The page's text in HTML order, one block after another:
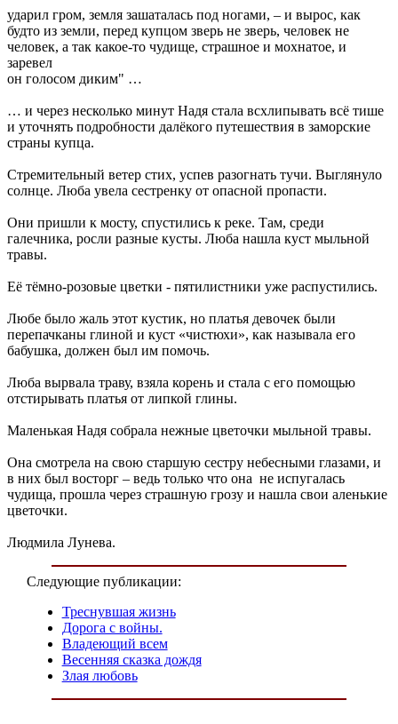
ударил гром, земля зашаталась под ногами, – и вырос, как
будто из земли, перед купцом зверь не зверь, человек не
человек, а так какое-то чудище, страшное и мохнатое, и
заревел
он голосом диким" …
… и через несколько минут Надя стала всхлипывать всё тише
и уточнять подробности далёкого путешествия в заморские
страны купца.
Стремительный ветер стих, успев разогнать тучи. Выглянуло
солнце. Люба увела сестренку от опасной пропасти.
Они пришли к мосту, спустились к реке. Там, среди
галечника, росли разные кусты. Люба нашла куст мыльной
травы.
Её тёмно-розовые цветки - пятилистники уже распустились.
Любе было жаль этот кустик, но платья девочек были
перепачканы глиной и куст «чистюхи», как называла его
бабушка, должен был им помочь.
Люба вырвала траву, взяла корень и стала с его помощью
отстирывать платья от липкой глины.
Маленькая Надя собрала нежные цветочки мыльной травы.
Она смотрела на свою старшую сестру небесными глазами, и
в них был восторг – ведь только что она не испугалась
чудища, прошла через страшную грозу и нашла свои аленькие
цветочки.
Людмила Лунева.
Следующие публикации:
Треснувшая жизнь
Дорога с войны.
Владеющий всем
Весенняя сказка дождя
Злая любовь